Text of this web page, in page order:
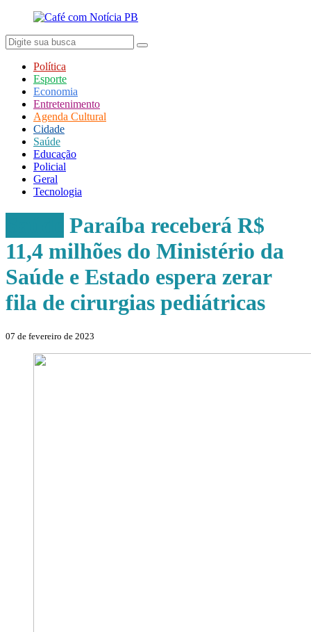
Política
Esporte
Economia
Entretenimento
Agenda Cultural
Cidade
Saúde
Educação
Policial
Geral
Tecnologia
Paraíba receberá R$
11,4 milhões do Ministério da
Saúde e Estado espera zerar
fila de cirurgias pediátricas
07 de fevereiro de 2023